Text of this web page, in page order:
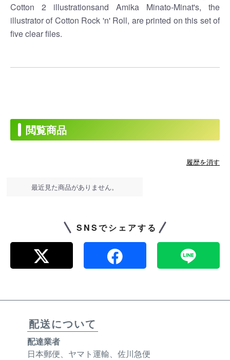
Cotton 2 illustrationsand Amika Minato-Minat's, the
illustrator of Cotton Rock 'n' Roll, are printed on this set of
five clear files.
閲覧商品
履歴を消す
最近見た商品がありません。
SNSでシェアする
配送について
配達業者
日本郵便、ヤマト運輸、佐川急便